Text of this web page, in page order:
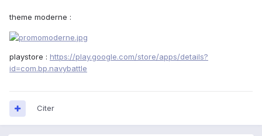
theme moderne :
playstore : https://play.google.com/store/apps/details?
id=com.bp.navybattle
Citer